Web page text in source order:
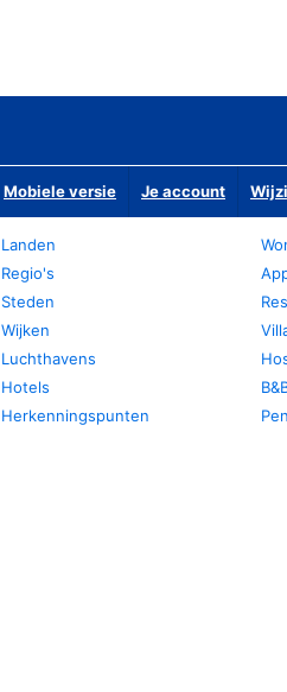
Mobiele versie Je account
Landen
Regio's
Steden
Wijken
Luchthavens
Hotels
Herkenningspunten